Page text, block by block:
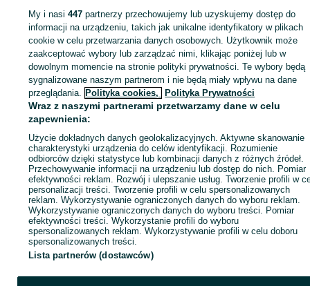
ID:1064674405 Wyświetlenia:
Zadzwoń / SMS Wyślij wiadomość
My i nasi447 partnerzy przechowujemy lub uzyskujemy dostęp do
informacji na urządzeniu, takich jak unikalne identyfikatory w plikach
cookie w celu przetwarzania danych osobowych. Użytkownik może
zaakceptować wybory lub zarządzać nimi, klikając poniżej lub w
dowolnym momencie na stronie polityki prywatności. Te wybory będą
sygnalizowane naszym partnerom i nie będą miały wpływu na dane
przeglądania. Polityka cookies, Polityka Prywatności
Wraz z naszymi partnerami przetwarzamy dane w celu
zapewnienia:
Użycie dokładnych danych geolokalizacyjnych. Aktywne skanowanie
charakterystyki urządzenia do celów identyfikacji. Rozumienie
odbiorców dzięki statystyce lub kombinacji danych z różnych źródeł.
Przechowywanie informacji na urządzeniu lub dostęp do nich. Pomiar
efektywności reklam. Rozwój i ulepszanie usług. Tworzenie profili w
personalizacji treści. Tworzenie profili w celu spersonalizowanych
reklam. Wykorzystywanie ograniczonych danych do wyboru reklam.
Wykorzystywanie ograniczonych danych do wyboru treści. Pomiar
efektywności treści. Wykorzystanie profili do wyboru
spersonalizowanych reklam. Wykorzystywanie profili w celu doboru
spersonalizowanych treści.
Lista partnerów (dostawców)